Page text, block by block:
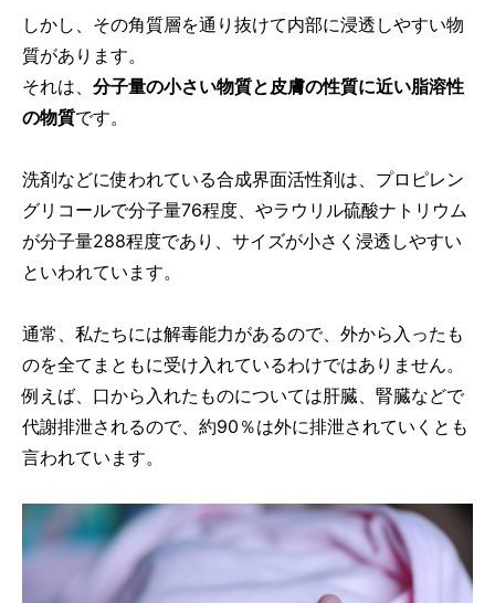
しかし、その角質層を通り抜けて内部に浸透しやすい物
質があります。
それは、 分子量の小さい物質と皮膚の性質に近い脂溶性
の物質です。
洗剤などに使われている合成界面活性剤は、プロピレン
グリコールで分子量76程度、やラウリル硫酸ナトリウム
が分子量288程度であり、サイズが小さく浸透しやすい
といわれています。
通常、私たちには解毒能力があるので、外から入ったも
のを全てまともに受け入れているわけではありません。
例えば、口から入れたものについては肝臓、腎臓などで
代謝排泄されるので、約90％は外に排泄されていくとも
言われています。